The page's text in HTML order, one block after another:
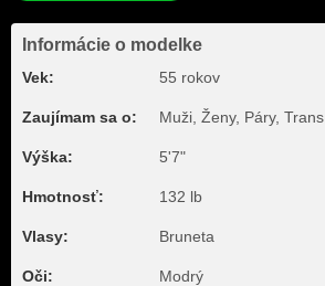
Informácie o modelke
Vek: 55 rokov
Zaujímam sa o: Muži, Ženy, Páry, Trans
Výška: 5'7"
Hmotnosť: 132 lb
Vlasy: Bruneta
Oči: Modrý